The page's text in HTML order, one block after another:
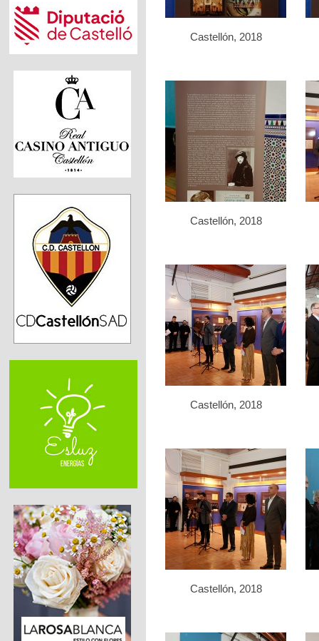
Castellón, 2018
Castellón, 2018
Castellón, 2018
Castellón, 2018